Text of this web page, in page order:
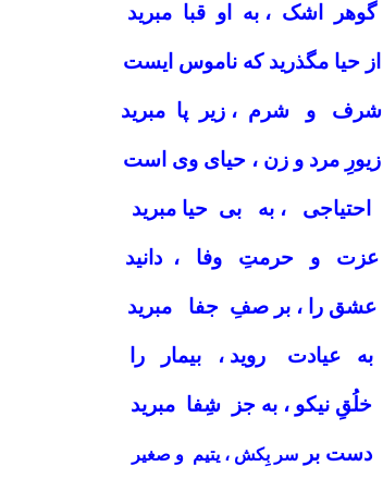
گوهر اشک ، به او قبا مبرید
از حیا مگذرید که ناموس ایست
شرف و شرم ، زیر پا مبرید
زیورِ مرد و زن ، حیای وی است
احتیاجی ، به بی حیا مبرید
عزت و حرمتِ وفا ، دانید
عشق را ، بر صفِ جفا مبرید
به عیادت روید ، بیمار را
خلُقِ نیکو ، به جز شِفا مبرید
دست برسر بِکش ، یتیم و صغیر